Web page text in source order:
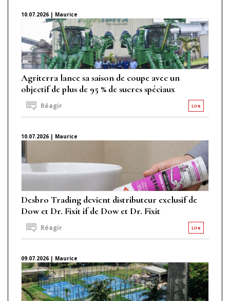
10.07.2026 | Maurice
Agriterra lance sa saison de coupe avec un
objectif de plus de 95 % de sucres spéciaux
Lire
Réagir
10.07.2026 | Maurice
Desbro Trading devient distributeur exclusif de
Dow et Dr. Fixit if de Dow et Dr. Fixit
Lire
Réagir
09.07.2026 | Maurice